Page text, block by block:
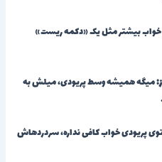
خواب بیشتر مثل یک «دکمه ریست»
میگه همیشه وسط پریودی، میلش به
پریودی خواب کافی نداره، سردردهاش